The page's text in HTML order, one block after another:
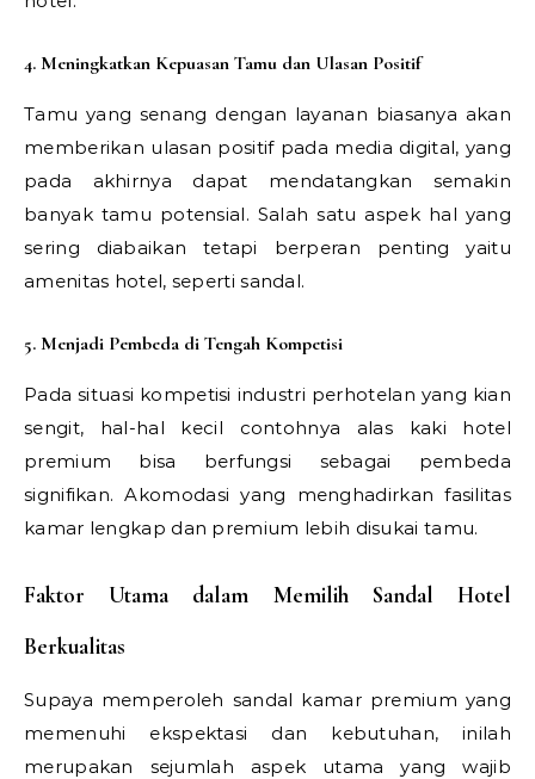
4. Meningkatkan Kepuasan Tamu dan Ulasan Positif
Tamu yang senang dengan layanan biasanya akan
memberikan ulasan positif pada media digital, yang
pada akhirnya dapat mendatangkan semakin
banyak tamu potensial. Salah satu aspek hal yang
sering diabaikan tetapi berperan penting yaitu
amenitas hotel, seperti sandal.
5. Menjadi Pembeda di Tengah Kompetisi
Pada situasi kompetisi industri perhotelan yang kian
sengit, hal-hal kecil contohnya alas kaki hotel
premium bisa berfungsi sebagai pembeda
signifikan. Akomodasi yang menghadirkan fasilitas
kamar lengkap dan premium lebih disukai tamu.
Faktor Utama dalam Memilih Sandal Hotel
Berkualitas
Supaya memperoleh sandal kamar premium yang
memenuhi ekspektasi dan kebutuhan, inilah
merupakan sejumlah aspek utama yang wajib